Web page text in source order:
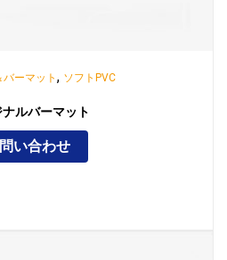
バーマット , ソフトPVC
ルバーマット
い合わせ